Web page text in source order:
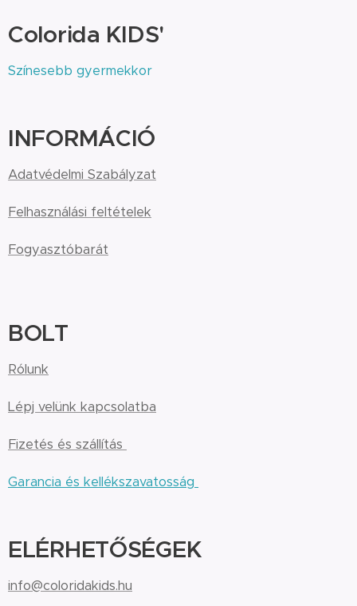
Colorida KIDS'
Színesebb gyermekkor
INFORMÁCIÓ
Adatvédelmi Szabályzat
Felhasználási feltételek
Fogyasztóbarát
BOLT
Rólunk
Lépj velünk kapcsolatba
Fizetés és szállítás
Garancia és kellékszavatosság
ELÉRHETŐSÉGEK
info@coloridakids.hu